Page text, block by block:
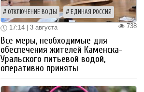
ОТКЛЮЧЕНИЕ ВОДЫ ЕДИНАЯ РОССИЯ
738
17:14 | 3 августа
Все меры, необходимые для
обеспечения жителей Каменска-
Уральского питьевой водой,
оперативно приняты